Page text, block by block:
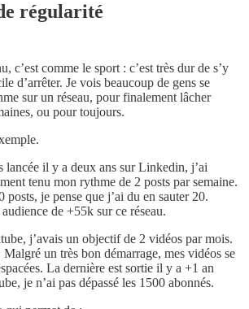
régularité
c’est comme le sport : c’est très dur de s’y
d’arrêter. Je vois beaucoup de gens se
sur un réseau, pour finalement lâcher
ou pour toujours.
lancée il y a deux ans sur Linkedin, j’ai
tenu mon rythme de 2 posts par semaine.
je pense que j’ai du en sauter 20.
de +55k sur ce réseau.
j’avais un objectif de 2 vidéos par mois.
Malgré un très bon démarrage, mes vidéos se
La dernière est sortie il y a +1 an
je n’ai pas dépassé les 1500 abonnés.